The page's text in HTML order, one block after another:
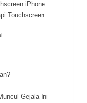
iPhone
Touchscreen
Gejala Ini